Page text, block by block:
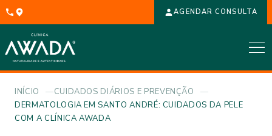
AGENDAR CONSULTA
INÍCIO
CUIDADOS DIÁRIOS E PREVENÇÃO
DERMATOLOGIA EM SANTO ANDRÉ: CUIDADOS DA PELE
COM A CLÍNICA AWADA